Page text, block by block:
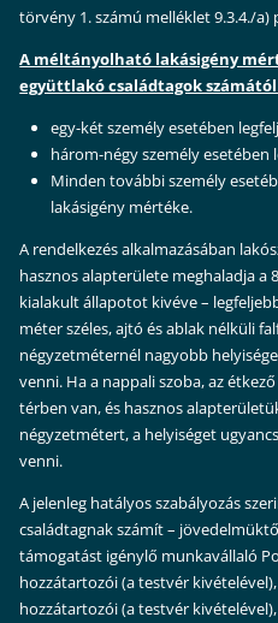
törvény 1. számú melléklet 9.3.4./a)
A méltányolható lakásigény
együttlakó családtagok
egy-két személy esetében
három-négy személy esetében
Minden további személy
lakásigény mértéke.
A rendelkezés alkalmazásában
hasznos alapterülete meghaladja a
kialakult állapotot kivéve –
méter széles, ajtó és ablak nélküli
négyzetméternél nagyobb
venni. Ha a nappali szoba, az
térben van, és hasznos
négyzetmétert, a helyiséget
venni.
A jelenleg hatályos szabályozás
családtagnak számít –
támogatást igénylő munkavállaló
hozzátartozói (a testvér
hozzátartozói (a testvér